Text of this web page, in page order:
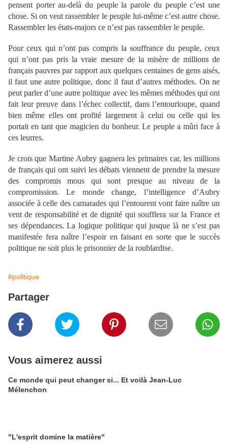
pensent porter au-delà du peuple la parole du peuple c’est une
chose. Si on veut rassembler le peuple lui-même c’est autre chose.
Rassembler les états-majors ce n’est pas rassembler le peuple.
Pour ceux qui n’ont pas compris la souffrance du peuple, ceux
qui n’ont pas pris la vraie mesure de la misère de millions de
français pauvres par rapport aux quelques centaines de gens aisés,
il faut une autre politique, donc il faut d’autres méthodes. On ne
peut parler d’une autre politique avec les mêmes méthodes qui ont
fait leur preuve dans l’échec collectif, dans l’entourloupe, quand
bien même elles ont profité largement à celui ou celle qui les
portait en tant que magicien du bonheur. Le peuple a mûri face à
ces leurres.
Je crois que Martine Aubry gagnera les primaires car, les millions
de français qui ont suivi les débats viennent de prendre la mesure
des compromis mous qui sont presque au niveau de la
compromission. Le monde change, l’intelligence d’Aubry
associée à celle des camarades qui l’entourent vont faire naître un
vent de responsabilité et de dignité qui soufflera sur la France et
ses dépendances. La logique politique qui jusque là ne s’est pas
manifestée fera naître l’espoir en faisant en sorte que le succès
politique ne soit plus le prisonnier de la roublardise.
#politique
Partager
Vous aimerez aussi
Ce monde qui peut changer si... Et voilà Jean-Luc
Mélenchon
"L'esprit domine la matière"